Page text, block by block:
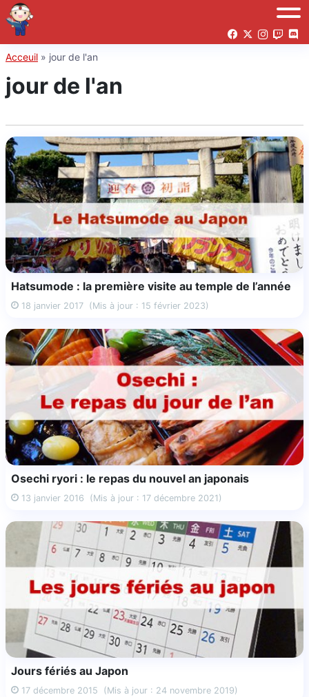
Acceuil » jour de l'an
jour de l'an
Hatsumode : la première visite au temple de l’année
18 janvier 2017 (Mis à jour : 15 février 2023)
Osechi ryori : le repas du nouvel an japonais
13 janvier 2016 (Mis à jour : 17 décembre 2021)
Jours fériés au Japon
17 décembre 2015 (Mis à jour : 24 novembre 2019)